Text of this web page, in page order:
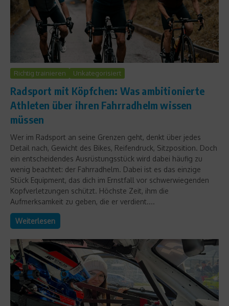
Richtig trainieren Unkategorisiert
Radsport mit Köpfchen: Was ambitionierte
Athleten über ihren Fahrradhelm wissen
müssen
Wer im Radsport an seine Grenzen geht, denkt über jedes
Detail nach, Gewicht des Bikes, Reifendruck, Sitzposition. Doch
ein entscheidendes Ausrüstungsstück wird dabei häufig zu
wenig beachtet: der Fahrradhelm. Dabei ist es das einzige
Stück Equipment, das dich im Ernstfall vor schwerwiegenden
Kopfverletzungen schützt. Höchste Zeit, ihm die
Aufmerksamkeit zu geben, die er verdient....
Weiterlesen